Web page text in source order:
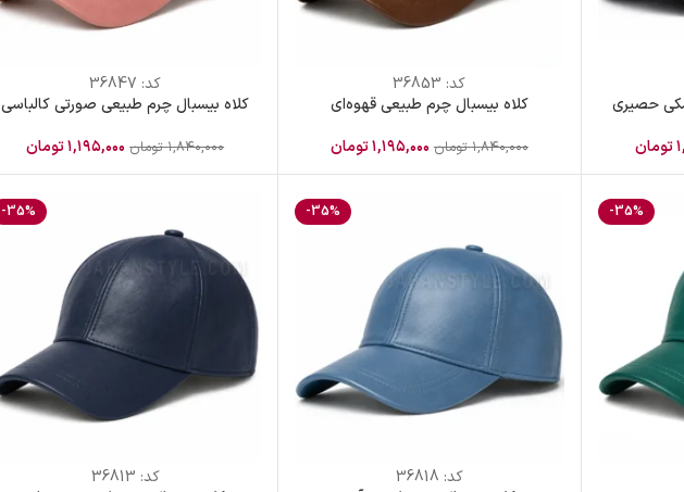
حصیری
تومان
کد: 36853
کلاه بیسبال چرم طبیعی قهوه‌ای
۱,۸۴۰,۰۰۰ تومان ۱,۱۹۵,۰۰۰تومان
کد: 36847
کلاه بیسبال چرم طبیعی صورتی کالباسی
۱,۸۴۰,۰۰۰ تومان ۱,۱۹۵,۰۰۰تومان
-35%
-35%
کد: 36818
-35%
کد: 36813